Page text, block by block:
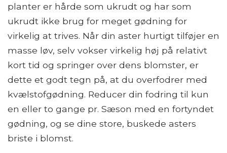
planter er hårde som ukrudt og har som
ukrudt ikke brug for meget gødning for
virkelig at trives. Når din aster hurtigt tilføjer en
masse løv, selv vokser virkelig høj på relativt
kort tid og springer over dens blomster, er
dette et godt tegn på, at du overfodrer med
kvælstofgødning. Reducer din fodring til kun
en eller to gange pr. Sæson med en fortyndet
gødning, og se dine store, buskede asters
briste i blomst.